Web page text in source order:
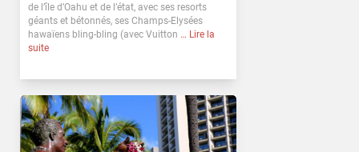
de l’île d’Oahu et de l’état, avec ses resorts
géants et bétonnés, ses Champs-Elysées
hawaïens bling-bling (avec Vuitton … Lire la
suite